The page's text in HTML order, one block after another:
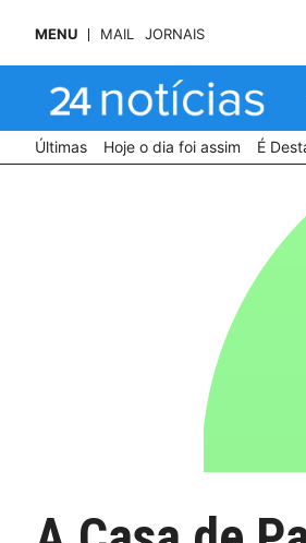
MENU MAIL JORNAIS
Últimas Hoje o dia foi assim É